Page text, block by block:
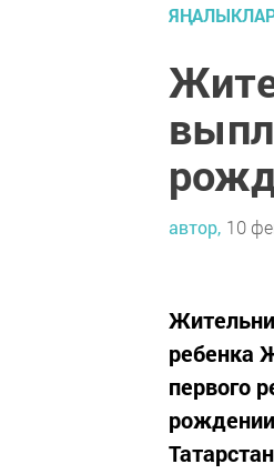
автор, 10
ребенка
первого